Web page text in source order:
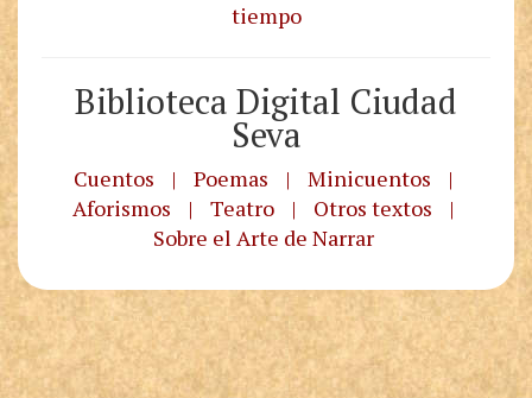
tiempo
Biblioteca Digital Ciudad
Seva
Cuentos | Poemas | Minicuentos
|
Aforismos
| Teatro | Otros textos
|
Sobre el Arte de Narrar